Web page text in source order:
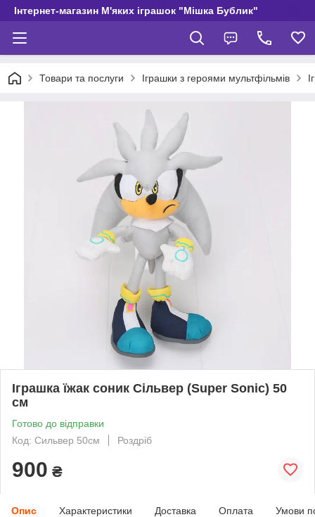
Інтернет-магазин М'яких іграшок "Мішка Бублик"
Товари та послуги Іграшки з героями мультфільмів
Іграшка їжак соник Сільвер (Super Sonic) 50
см
Готово до відправки
Код: Сильвер 50см
Роздріб
900 ₴
Опис Характеристики Доставка Оплата Умови